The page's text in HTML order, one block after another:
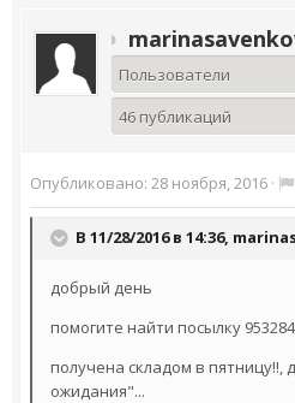
Пользователи
46 публикаций
Опубликовано: 28 ноября, 2016 ·
В 11/28/2016 в 14:36,
добрый день
помогите найти посылку
получена складом в пятницу!!,
ожидания"...